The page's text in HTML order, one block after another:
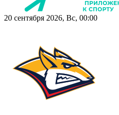
20 сентября 2026, Вс, 00:00